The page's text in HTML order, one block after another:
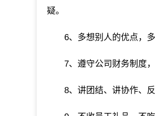
疑。
6、多想别人的优点，
7、遵守公司财务制度
8、讲团结、讲协作、